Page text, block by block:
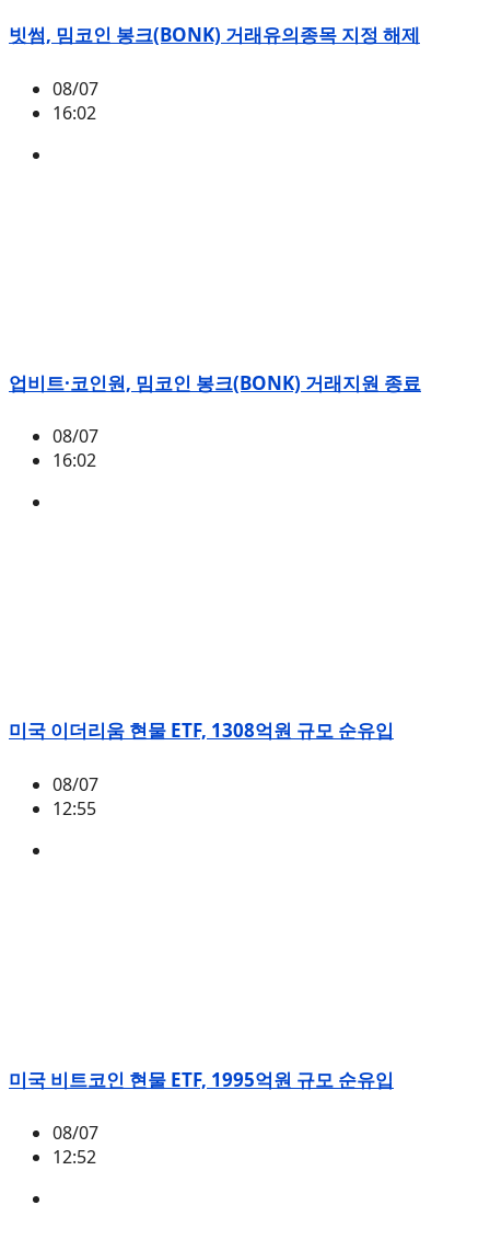
빗썸, 밈코인 봉크(BONK) 거래유의종목 지정 해제
08/07
16:02
업비트·코인원, 밈코인 봉크(BONK) 거래지원 종료
08/07
16:02
미국 이더리움 현물 ETF, 1308억원 규모 순유입
08/07
12:55
미국 비트코인 현물 ETF, 1995억원 규모 순유입
08/07
12:52